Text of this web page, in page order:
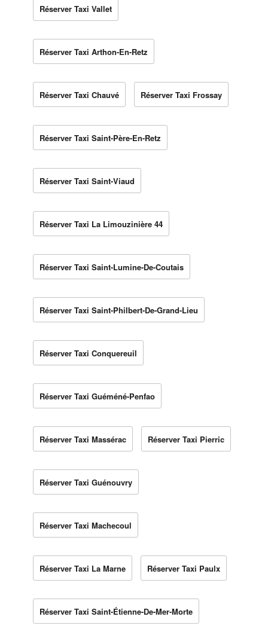
Réserver Taxi Vallet
Réserver Taxi Arthon-En-Retz
Réserver Taxi Chauvé Réserver Taxi Frossay
Réserver Taxi Saint-Père-En-Retz
Réserver Taxi Saint-Viaud
Réserver Taxi La Limouzinière 44
Réserver Taxi Saint-Lumine-De-Coutais
Réserver Taxi Saint-Philbert-De-Grand-Lieu
Réserver Taxi Conquereuil
Réserver Taxi Guéméné-Penfao
Réserver Taxi Massérac Réserver Taxi Pierric
Réserver Taxi Guénouvry
Réserver Taxi Machecoul
Réserver Taxi La Marne Réserver Taxi Paulx
Réserver Taxi Saint-Étienne-De-Mer-Morte